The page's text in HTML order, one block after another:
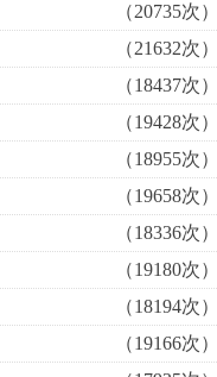
（20735次）
（21632次）
（18437次）
（19428次）
（18955次）
（19658次）
（18336次）
（19180次）
（18194次）
（19166次）